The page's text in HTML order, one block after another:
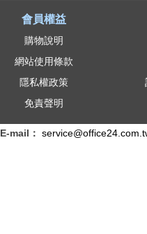
會員權益
購物說明
網站使用條款
隱私權政策
免責聲明
E-mail：